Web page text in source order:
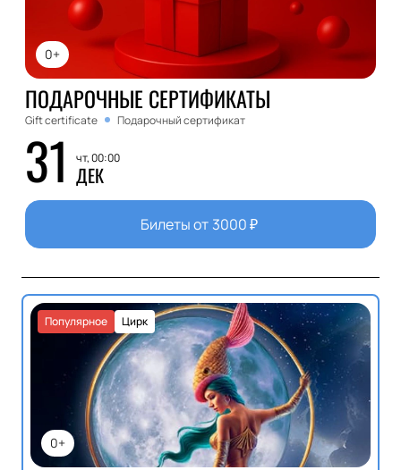
0+
ПОДАРОЧНЫЕ СЕРТИФИКАТЫ
Gift certificate Подарочный сертификат
31 чт, 00:00
ДЕК
Билеты от 3000₽
0+
Цирк
Популярное